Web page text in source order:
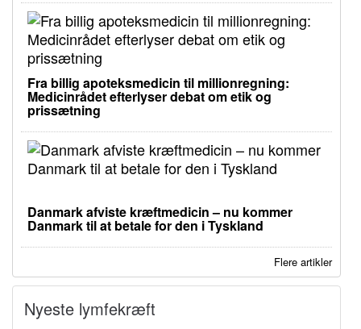
Fra billig apoteksmedicin til millionregning:
Medicinrådet efterlyser debat om etik og
prissætning
Danmark afviste kræftmedicin – nu kommer
Danmark til at betale for den i Tyskland
Flere artikler
Nyeste lymfekræft